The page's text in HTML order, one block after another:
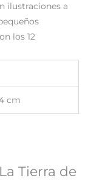
ilustraciones a
los 12
cm
Tierra de